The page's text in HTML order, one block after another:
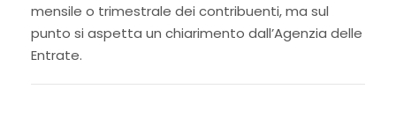
mensile o trimestrale dei contribuenti, ma sul
punto si aspetta un chiarimento dall’Agenzia delle
Entrate.